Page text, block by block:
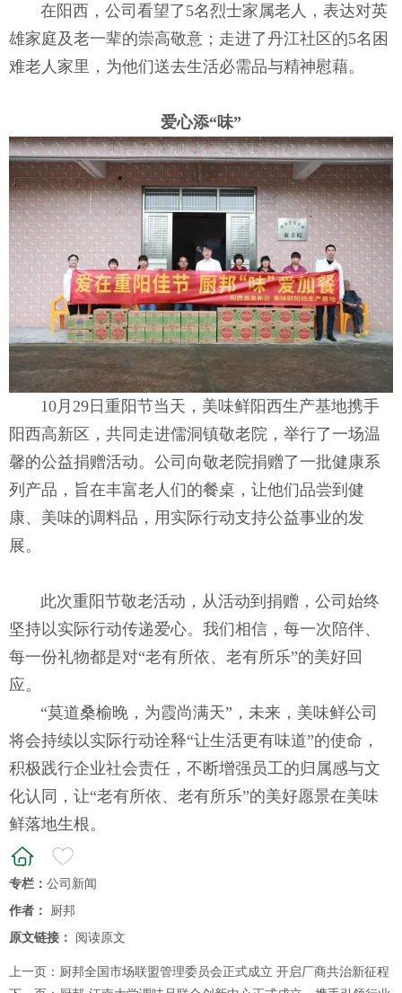
在阳西，公司看望了5名烈士家属老人，表达对英
雄家庭及老一辈的崇高敬意；走进了丹江社区的5名困
难老人家里，为他们送去生活必需品与精神慰藉。
爱心添“味”
10月29日重阳节当天，美味鲜阳西生产基地携手
阳西高新区，共同走进儒洞镇敬老院，举行了一场温
馨的公益捐赠活动。公司向敬老院捐赠了一批健康系
列产品，旨在丰富老人们的餐桌，让他们品尝到健
康、美味的调料品，用实际行动支持公益事业的发
展。
此次重阳节敬老活动，从活动到捐赠，公司始终
坚持以实际行动传递爱心。我们相信，每一次陪伴、
每一份礼物都是对“老有所依、老有所乐”的美好回
应。
“莫道桑榆晚，为霞尚满天”，未来，美味鲜公司
将会持续以实际行动诠释“让生活更有味道”的使命，
积极践行企业社会责任，不断增强员工的归属感与文
化认同，让“老有所依、老有所乐”的美好愿景在美味
鲜落地生根。
专栏： 公司新闻
作者：
厨邦
原文链接：
阅读原文
上一页： 厨邦全国市场联盟管理委员会正式成立 开启厂商共治新征程